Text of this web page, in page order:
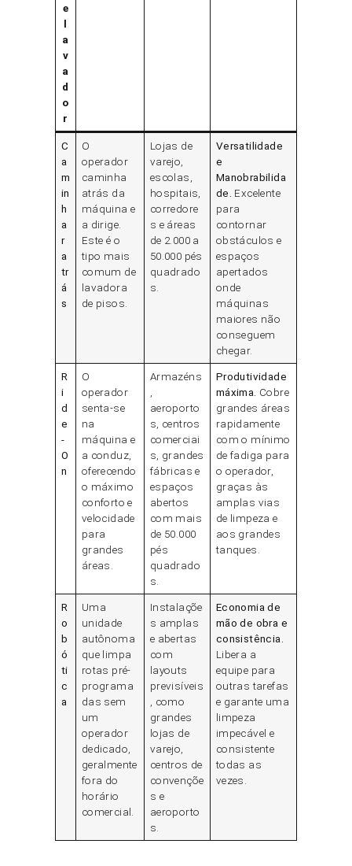
e
l
a
v
a
d
o
r
C
a
m
in
h
a
r
a
tr
á
s
O
operador
caminha
atrás da
máquina e
a dirige.
Este é o
tipo mais
comum de
lavadora
de pisos.
Lojas de
varejo,
escolas,
hospitais,
corredore
s e áreas
de 2.000 a
50.000 pés
quadrado
s.
Versatilidade
e
Manobrabilida
de. Excelente
para
contornar
obstáculos e
espaços
apertados
onde
máquinas
maiores não
conseguem
chegar.
R
i
d
e
-
O
n
O
operador
senta-se
na
máquina e
a conduz,
oferecendo
o máximo
conforto e
velocidade
para
grandes
áreas.
Armazéns
aeroporto
s, centros
comerciai
s, grandes
fábricas e
espaços
abertos
com mais
de 50.000
pés
quadrado
s.
Produtividade
máxima. Cobre
grandes áreas
rapidamente
com o mínimo
de fadiga para
o operador,
graças às
amplas vias
de limpeza e
aos grandes
tanques.
R
o
b
ó
ti
c
a
Uma
unidade
autônoma
que limpa
rotas pré-
programa
das sem
um
operador
dedicado,
geralmente
fora do
horário
comercial.
Instalaçõe
s amplas
e abertas
com
layouts
previsíveis
, como
grandes
lojas de
varejo,
centros de
convençõe
s e
aeroporto
s.
Economia de
mão de obra e
consistência.
Libera a
equipe para
outras tarefas
e garante uma
limpeza
impecável e
consistente
todas as
vezes.